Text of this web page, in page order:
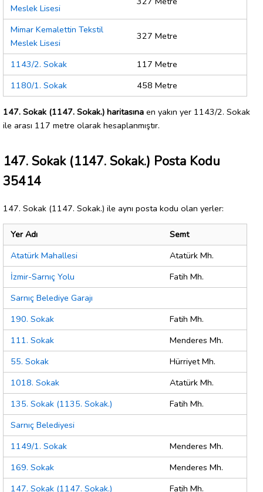
Meslek Lisesi
Mimar Kemalettin Tekstil
Meslek Lisesi
327 Metre
1143/2. Sokak
117 Metre
1180/1. Sokak
458 Metre
147. Sokak (1147. Sokak.) haritasına en yakın yer 1143/2. Sokak
ile arası 117 metre olarak hesaplanmıştır.
147. Sokak (1147. Sokak.) Posta Kodu
35414
147. Sokak (1147. Sokak.) ile aynı posta kodu olan yerler:
Yer Adı
Semt
Atatürk Mahallesi
Atatürk Mh.
İzmir-Sarnıç Yolu
Fatih Mh.
Sarnıç Belediye Garajı
190. Sokak
Fatih Mh.
111. Sokak
Menderes Mh.
55. Sokak
Hürriyet Mh.
1018. Sokak
Atatürk Mh.
135. Sokak (1135. Sokak.)
Fatih Mh.
Sarnıç Belediyesi
1149/1. Sokak
Menderes Mh.
169. Sokak
Menderes Mh.
147. Sokak (1147. Sokak.)
Fatih Mh.